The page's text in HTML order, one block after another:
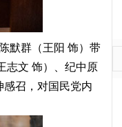
默群（王阳 饰）带
志文 饰）、纪中原
感召，对国民党内